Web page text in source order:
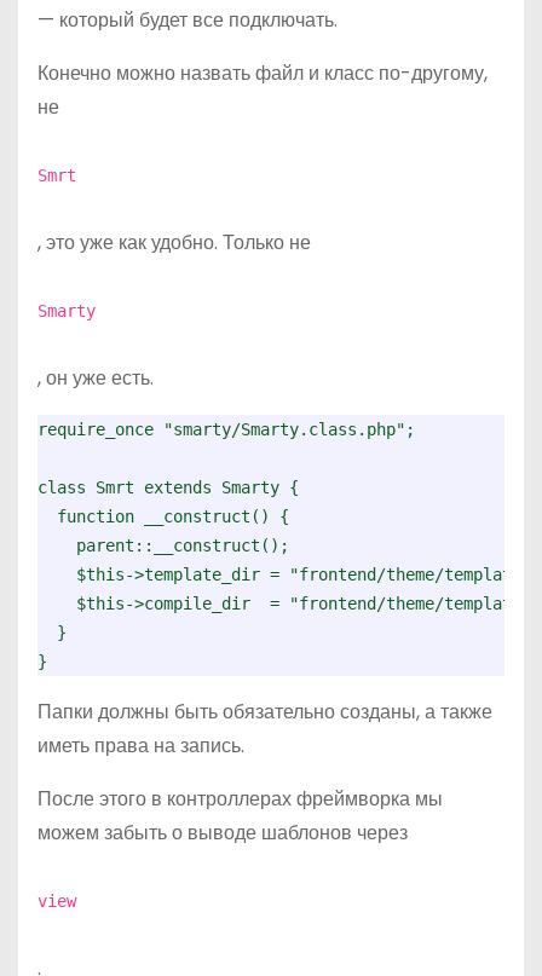
— который будет все подключать.
Конечно можно назвать файл и класс по-другому,
не
Smrt
, это уже как удобно. Только не
Smarty
, он уже есть.
require_once "smarty/Smarty.class.php";
class Smrt extends Smarty {
  function __construct() {
    parent::__construct();
$this->template_dir = "frontend/theme/
$this->compile_dir  = "frontend/theme/
  }
}
Папки должны быть обязательно созданы, а также
иметь права на запись.
После этого в контроллерах фреймворка мы
можем забыть о выводе шаблонов через
view
.